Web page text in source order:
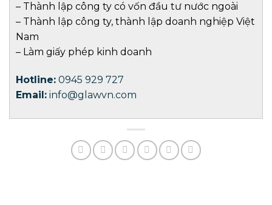
– Thành lập công ty có vốn đầu tư nước ngoài
– Thành lập công ty, thành lập doanh nghiệp Việt
Nam
– Làm giấy phép kinh doanh
Hotline: 0945 929 727
Email: info@glawvn.com